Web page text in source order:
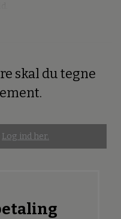
skal du tegne
Log ind her.